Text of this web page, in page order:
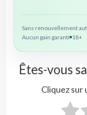
Sans renouvellement
Aucun gain garanti 18+
Êtes-vous
Cliquez sur